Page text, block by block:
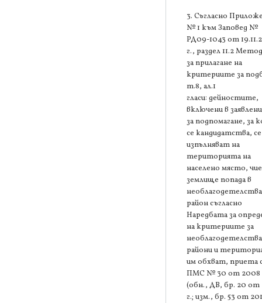
3. Съгласно
№ 1 към Заповед №
РД09-1043 от
г., раздел 11.2
за прилагане на
критериите за
т.8, ал.1
гласи: дейностите,
включени в
за подпомагане, за
се кандидатства, се
изпълняват на
територията на
населено място,
землище попада в
район съгласно
Наредбата за
на критериите за
райони и
им обхват, приета
ПМС № 30 от 2008
(обн., ДВ, бр. 20 от
г.; изм., бр. 53 от